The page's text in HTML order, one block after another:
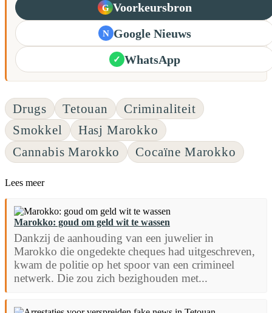
G Voorkeursbron
N Google Nieuws
✓ WhatsApp
Drugs Tetouan
Criminaliteit
Smokkel
Hasj Marokko
Cannabis Marokko
Cocaïne Marokko
Lees meer
Marokko: goud om geld wit te wassen
Dankzij de aanhouding van een juwelier in
Marokko die ongedekte cheques had uitgeschreven,
kwam de politie op het spoor van een crimineel
netwerk. Die zou zich bezighouden met...